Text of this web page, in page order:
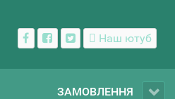
Наш ютуб
ЗАМОВЛЕННЯ